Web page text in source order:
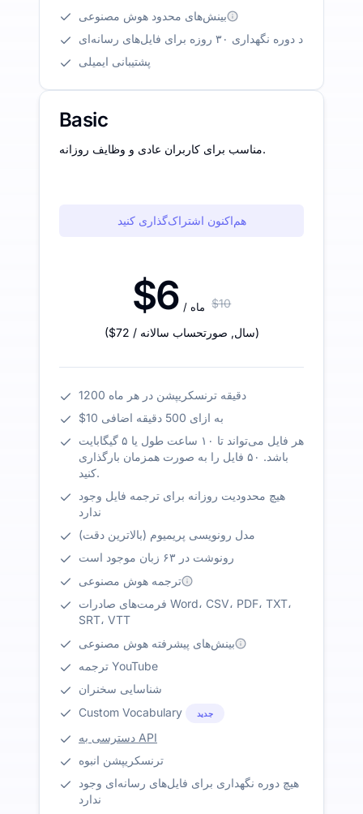
بینش‌های محدود هوش مصنوعی
د دوره نگهداری ۳۰ روزه برای فایل‌های رسانه‌ای
پشتیبانی ایمیلی
Basic
مناسب برای کاربران عادی و وظایف روزانه.
هم‌اکنون اشتراک‌گذاری کنید
$6 / ماه $10
($72 / سال, صورتحساب سالانه )
1200 دقیقه ترنسکریپشن در هر ماه
$10 به ازای 500 دقیقه اضافی
هر فایل می‌تواند تا ۱۰ ساعت طول یا ۵ گیگابایت
باشد. ۵۰ فایل را به صورت همزمان بارگذاری
کنید.
هیچ محدودیت روزانه برای ترجمه فایل وجود
ندارد
مدل رونویسی پریمیوم (بالاترین دقت)
رونوشت در ۶۳ زبان موجود است
ترجمه هوش مصنوعی
فرمت‌های صادرات Word، CSV، PDF، TXT،
SRT، VTT
بینش‌های پیشرفته هوش مصنوعی
ترجمه YouTube
شناسایی سخنران
Custom Vocabulary
جدید
دسترسی به API
ترنسکریپشن انبوه
هیچ دوره نگهداری برای فایل‌های رسانه‌ای وجود
ندارد